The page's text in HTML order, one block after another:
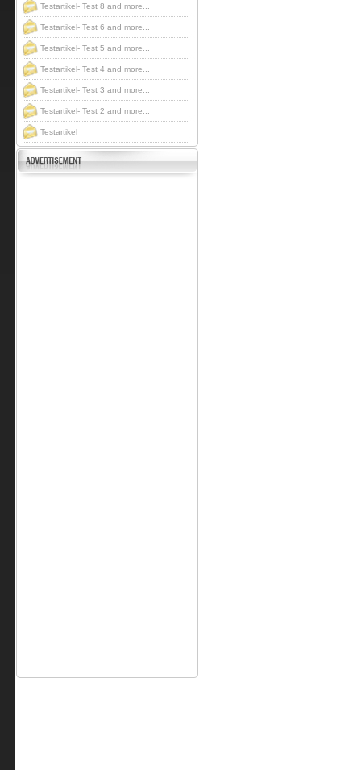
Testartikel- Test 8 and more...
Testartikel- Test 6 and more...
Testartikel- Test 5 and more...
Testartikel- Test 4 and more...
Testartikel- Test 3 and more...
Testartikel- Test 2 and more...
Testartikel